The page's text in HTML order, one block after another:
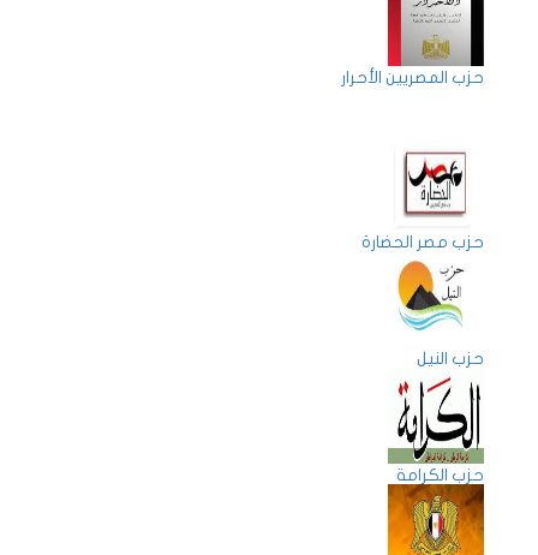
حزب المصريين الأحرار
حزب مصر الحضارة
حزب النيل
حزب الكرامة